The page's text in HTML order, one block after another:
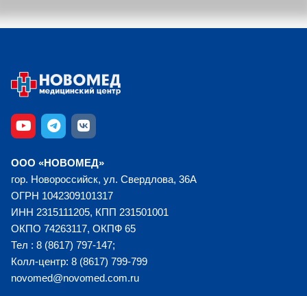
ООО «НОВОМЕД»
гор. Новороссийск, ул. Свердлова, 36А
ОГРН 1042309101317
ИНН 2315111205, КПП 231501001
ОКПО 74263117, ОКПФ 65
Тел : 8 (8617) 797-147;
Колл-центр: 8 (8617) 799-799
novomed@novomed.com.ru